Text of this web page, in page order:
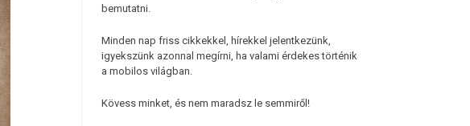
bemutatni.
Minden nap friss cikkekkel, hírekkel jelentkezünk,
igyekszünk azonnal megírni, ha valami érdekes történik
a mobilos világban.
Kövess minket, és nem maradsz le semmiről!